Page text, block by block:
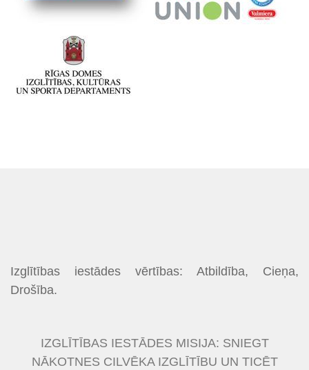
Izglītības iestādes vērtības: Atbildība, Cieņa,
Drošība.
IZGLĪTĪBAS IESTĀDES MISIJA: SNIEGT
NĀKOTNES CILVĒKA IZGLĪTĪBU UN TICĒT